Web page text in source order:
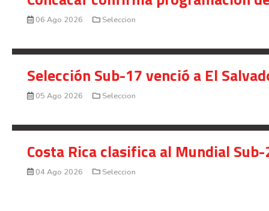
06 Ago 2026 Seleccion
Selección Sub-17 venció a El
05 Ago 2026 Seleccion
Costa Rica clasifica al Mundial
04 Ago 2026 Seleccion